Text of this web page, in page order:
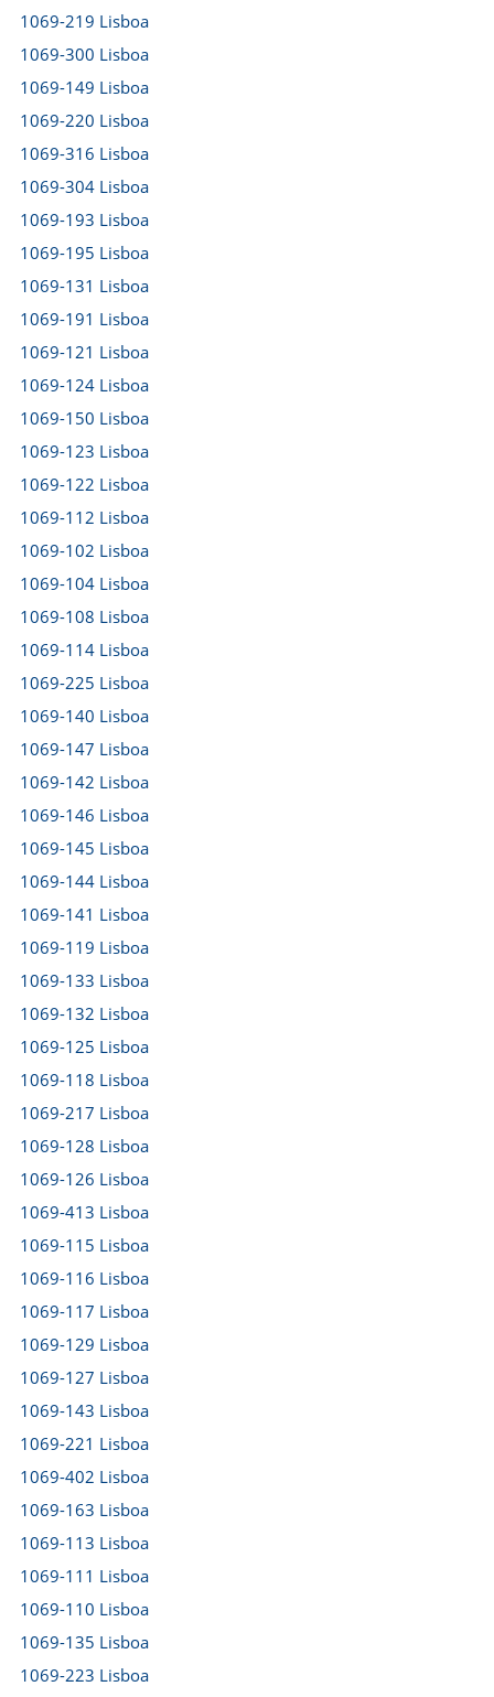
1069-219 Lisboa
1069-300 Lisboa
1069-149 Lisboa
1069-220 Lisboa
1069-316 Lisboa
1069-304 Lisboa
1069-193 Lisboa
1069-195 Lisboa
1069-131 Lisboa
1069-191 Lisboa
1069-121 Lisboa
1069-124 Lisboa
1069-150 Lisboa
1069-123 Lisboa
1069-122 Lisboa
1069-112 Lisboa
1069-102 Lisboa
1069-104 Lisboa
1069-108 Lisboa
1069-114 Lisboa
1069-225 Lisboa
1069-140 Lisboa
1069-147 Lisboa
1069-142 Lisboa
1069-146 Lisboa
1069-145 Lisboa
1069-144 Lisboa
1069-141 Lisboa
1069-119 Lisboa
1069-133 Lisboa
1069-132 Lisboa
1069-125 Lisboa
1069-118 Lisboa
1069-217 Lisboa
1069-128 Lisboa
1069-126 Lisboa
1069-413 Lisboa
1069-115 Lisboa
1069-116 Lisboa
1069-117 Lisboa
1069-129 Lisboa
1069-127 Lisboa
1069-143 Lisboa
1069-221 Lisboa
1069-402 Lisboa
1069-163 Lisboa
1069-113 Lisboa
1069-111 Lisboa
1069-110 Lisboa
1069-135 Lisboa
1069-223 Lisboa